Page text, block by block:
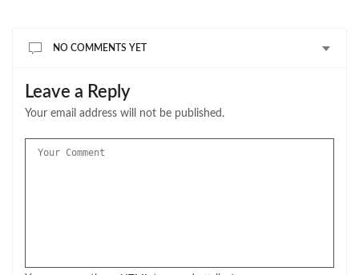
NO COMMENTS YET
Leave a Reply
Your email address will not be published.